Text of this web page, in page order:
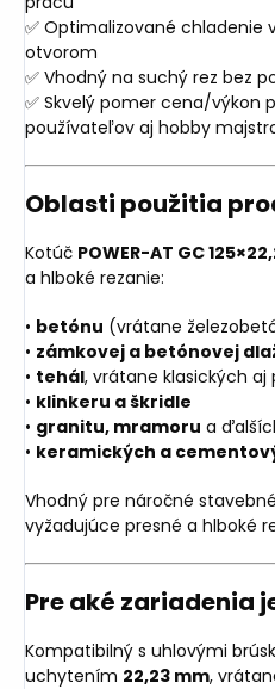
✅ Optimalizované chladenie
otvorom
✅ Vhodný na suchý rez bez
✅ Skvelý pomer cena/výkon
používateľov aj hobby
Oblasti použitia
Kotúč POWER-AT GC
a hlboké rezanie:
• betónu (vrátane
• zámkovej a betónovej
• tehál, vrátane klasických
• klinkeru a škridle
• granitu, mramoru a
• keramických a
Vhodný pre náročné
vyžadujúce presné a hlboké
Pre aké zariadenia
Kompatibilný s uhlovými
uchytením 22,23 mm,